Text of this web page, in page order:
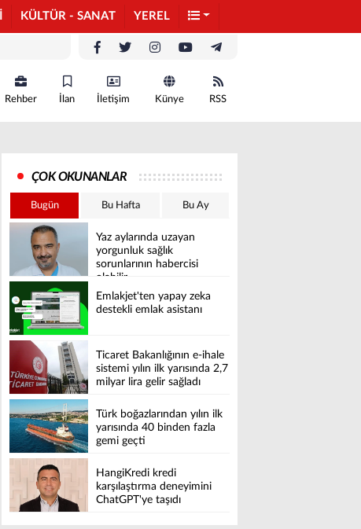
KÜLTÜR - SANAT YEREL
Rehber İlan İletişim Künye RSS
ÇOK OKUNANLAR
Bugün Bu Hafta Bu Ay
Yaz aylarında uzayan
yorgunluk sağlık
sorunlarının habercisi
olabilir
Emlakjet'ten yapay zeka
destekli emlak asistanı
Ticaret Bakanlığının e-ihale
sistemi yılın ilk yarısında 2,7
milyar lira gelir sağladı
Türk boğazlarından yılın ilk
yarısında 40 binden fazla
gemi geçti
HangiKredi kredi
karşılaştırma deneyimini
ChatGPT'ye taşıdı